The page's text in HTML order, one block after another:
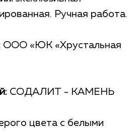
Ручная работа.
ООО «ЮК «Хрустальная
СОДАЛИТ - КАМЕНЬ
цвета с белыми